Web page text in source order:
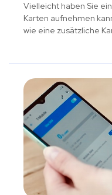
Vielleicht haben Sie
Karten aufnehmen
wie eine zusätzliche